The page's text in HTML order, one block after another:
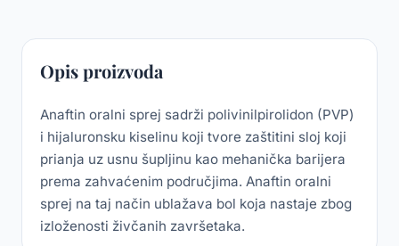
Opis proizvoda
Anaftin oralni sprej sadrži polivinilpirolidon (PVP)
i hijaluronsku kiselinu koji tvore zaštitini sloj koji
prianja uz usnu šupljinu kao mehanička barijera
prema zahvaćenim područjima. Anaftin oralni
sprej na taj način ublažava bol koja nastaje zbog
izloženosti živčanih završetaka.